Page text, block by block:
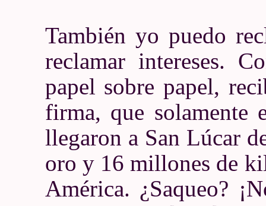
También yo puedo
reclamar intereses.
papel sobre papel,
firma, que
llegaron a San Lúcar
oro y 16 millones de
América. ¿Saqueo?